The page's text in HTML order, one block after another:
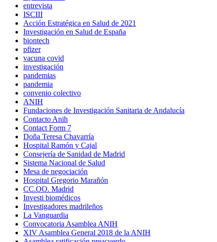
entrevista
ISCIII
Acción Estratégica en Salud de 2021
Investigación en Salud de España
biontech
pfizer
vacuna covid
investigación
pandemias
pandemia
convenio colectivo
ANIH
Fundaciones de Investigación Sanitaria de Andalucía
Contacto Anih
Contact Form 7
Doña Teresa Chavarría
Hospital Ramón y Cajal
Consejería de Sanidad de Madrid
Sistema Nacional de Salud
Mesa de negociación
Hospital Gregorio Marañón
CC.OO. Madrid
Investi biomédicos
Investigadores madrileños
La Vanguardia
Convocatoria Asamblea ANIH
XIV Asamblea General 2018 de la ANIH